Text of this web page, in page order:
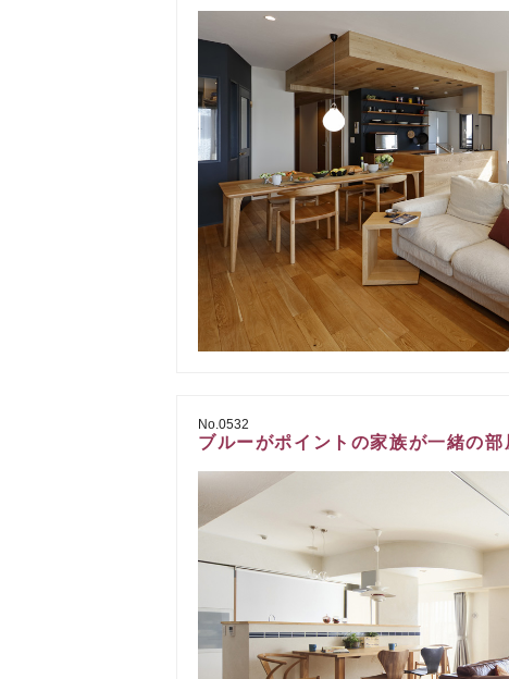
No.0532
ブルーがポイントの家族が一緒の部